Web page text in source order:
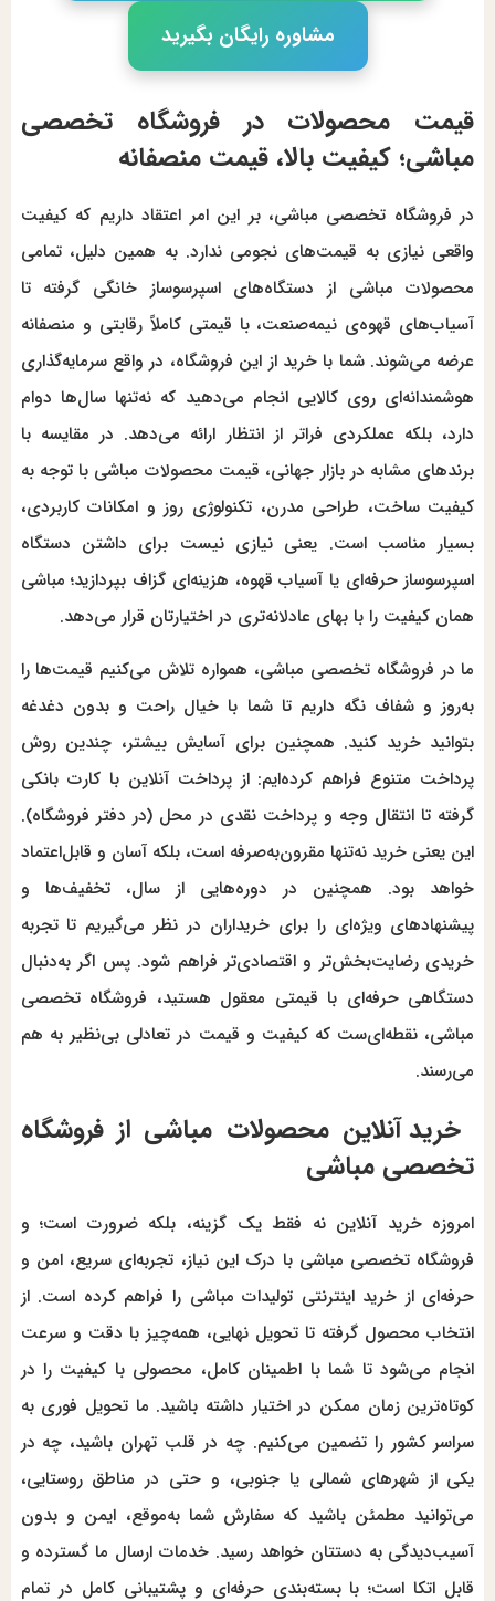
مشاوره رایگان بگیرید
قیمت محصولات در فروشگاه تخصصی
مباشی؛ کیفیت بالا، قیمت منصفانه
در فروشگاه تخصصی مباشی، بر این امر اعتقاد داریم که کیفیت
واقعی نیازی به قیمت‌های نجومی ندارد. به همین دلیل، تمامی
محصولات مباشی از دستگاه‌های اسپرسوساز خانگی گرفته تا
آسیاب‌های قهوه‌ی نیمه‌صنعت، با قیمتی کاملاً رقابتی و منصفانه
عرضه می‌شوند. شما با خرید از این فروشگاه، در واقع سرمایه‌گذاری
هوشمندانه‌ای روی کالایی انجام می‌دهید که نه‌تنها سال‌ها دوام
دارد، بلکه عملکردی فراتر از انتظار ارائه می‌دهد. در مقایسه با
برندهای مشابه در بازار جهانی، قیمت محصولات مباشی با توجه به
کیفیت ساخت، طراحی مدرن، تکنولوژی روز و امکانات کاربردی،
بسیار مناسب است. یعنی نیازی نیست برای داشتن دستگاه
اسپرسوساز حرفه‌ای یا آسیاب قهوه، هزینه‌ای گزاف بپردازید؛ مباشی
همان کیفیت را با بهای عادلانه‌تری در اختیارتان قرار می‌دهد.
ما در فروشگاه تخصصی مباشی، همواره تلاش می‌کنیم قیمت‌ها را
به‌روز و شفاف نگه داریم تا شما با خیال راحت و بدون دغدغه
بتوانید خرید کنید. همچنین برای آسایش بیشتر، چندین روش
پرداخت متنوع فراهم کرده‌ایم: از پرداخت آنلاین با کارت بانکی
گرفته تا انتقال وجه و پرداخت نقدی در محل (در دفتر فروشگاه).
این یعنی خرید نه‌تنها مقرون‌به‌صرفه است، بلکه آسان و قابل‌اعتماد
خواهد بود. همچنین در دوره‌هایی از سال، تخفیف‌ها و
پیشنهادهای ویژه‌ای را برای خریداران در نظر می‌گیریم تا تجربه
خریدی رضایت‌بخش‌تر و اقتصادی‌تر فراهم شود. پس اگر به‌دنبال
دستگاهی حرفه‌ای با قیمتی معقول هستید، فروشگاه تخصصی
مباشی، نقطه‌ای‌ست که کیفیت و قیمت در تعادلی بی‌نظیر به هم
می‌رسند.
خرید آنلاین محصولات مباشی از فروشگاه
تخصصی مباشی
امروزه خرید آنلاین نه فقط یک گزینه، بلکه ضرورت است؛ و
فروشگاه تخصصی مباشی با درک این نیاز، تجربه‌ای سریع، امن و
حرفه‌ای از خرید اینترنتی تولیدات مباشی را فراهم کرده است. از
انتخاب محصول گرفته تا تحویل نهایی، همه‌چیز با دقت و سرعت
انجام می‌شود تا شما با اطمینان کامل، محصولی با کیفیت را در
کوتاه‌ترین زمان ممکن در اختیار داشته باشید. ما تحویل فوری به
سراسر کشور را تضمین می‌کنیم. چه در قلب تهران باشید، چه در
یکی از شهرهای شمالی یا جنوبی، و حتی در مناطق روستایی،
می‌توانید مطمئن باشید که سفارش شما به‌موقع، ایمن و بدون
آسیب‌دیدگی به دستتان خواهد رسید. خدمات ارسال ما گسترده و
قابل اتکا است؛ با بسته‌بندی حرفه‌ای و پشتیبانی کامل در تمام